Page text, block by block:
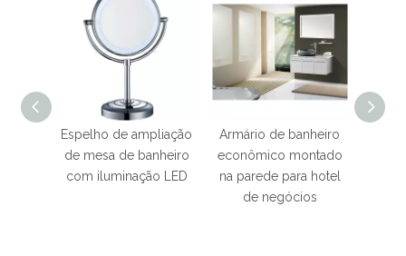
Espelho de ampliação
de mesa de banheiro
com iluminação LED
Armário de banheiro
econômico montado
na parede para hotel
de negócios